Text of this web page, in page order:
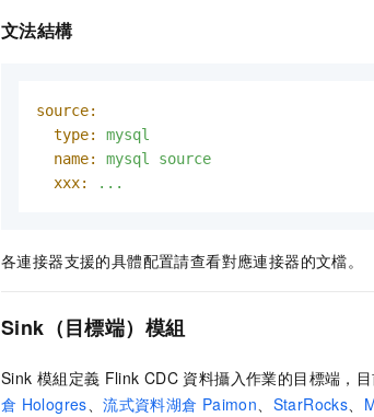
文法結構
source:
type:
mysql
name:
mysql
source
xxx:
...
各連接器支援的具體配置請查看對應連接器的文檔。
Sink（目標端） 模組
Sink 模組定義 Flink CDC 資料攝入作業的目標端，
倉 Hologres、流式資料湖倉 Paimon、 StarRocks、